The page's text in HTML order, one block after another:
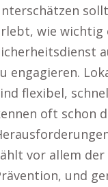
wie wichtig
engagieren.
flexibel,
oft schon
vor allem
und